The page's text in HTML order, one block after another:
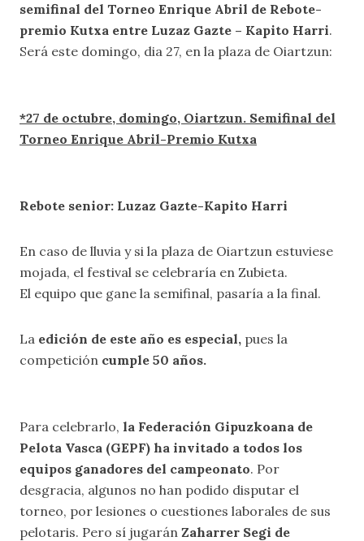
semifinal del Torneo Enrique Abril de Rebote-
premio Kutxa entre Luzaz Gazte – Kapito Harri.
Será este domingo, dia 27, en la plaza de Oiartzun:
*27 de octubre, domingo, Oiartzun. Semifinal del
Torneo Enrique Abril-Premio Kutxa
Rebote senior: Luzaz Gazte-Kapito Harri
En caso de lluvia y si la plaza de Oiartzun estuviese
mojada, el festival se celebraría en Zubieta.
El equipo que gane la semifinal, pasaría a la final.
La edición de este año es especial, pues la
competición cumple 50 años.
Para celebrarlo, la Federación Gipuzkoana de
Pelota Vasca (GEPF) ha invitado a todos los
equipos ganadores del campeonato. Por
desgracia, algunos no han podido disputar el
torneo, por lesiones o cuestiones laborales de sus
pelotaris. Pero sí jugarán Zaharrer Segi de